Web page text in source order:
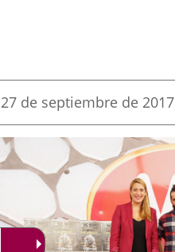
Fecha
la
noticia
27 de septiembre de 2017